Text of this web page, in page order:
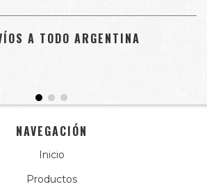
A TODO ARGENTINA
NAVEGACIÓN
Inicio
Productos